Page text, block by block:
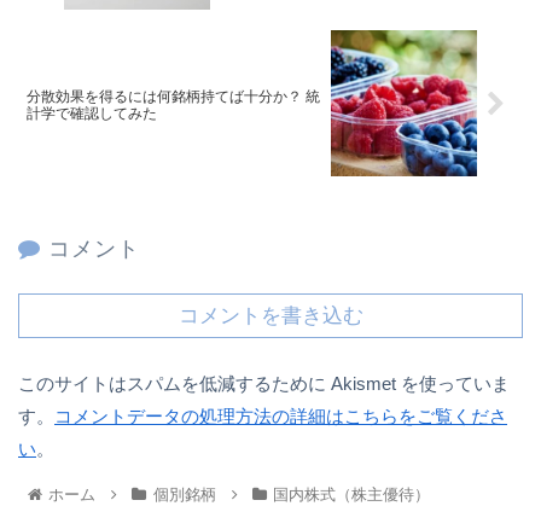
分散効果を得るには何銘柄持てば十分か？ 統
計学で確認してみた
コメント
コメントを書き込む
このサイトはスパムを低減するために Akismet を使っていま
す。
コメントデータの処理方法の詳細はこちらをご覧くださ
い。
ホーム 個別銘柄 国内株式（株主優待）